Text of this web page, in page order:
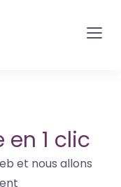
en 1 clic
et nous allons